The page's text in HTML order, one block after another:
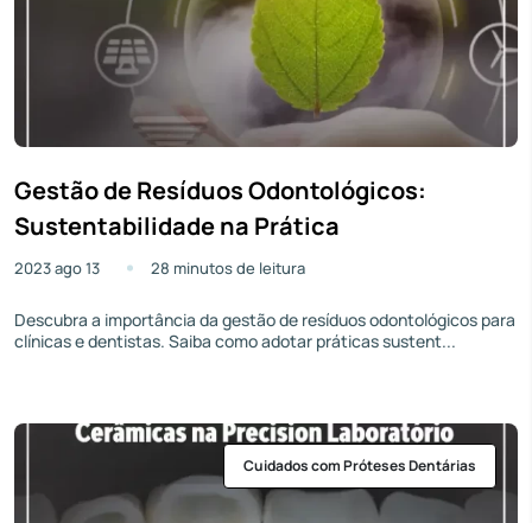
Gestão de Resíduos Odontológicos:
Sustentabilidade na Prática
2023 ago 13 28 minutos de leitura
Descubra a importância da gestão de resíduos odontológicos para
clínicas e dentistas. Saiba como adotar práticas sustent...
Cuidados com Próteses Dentárias